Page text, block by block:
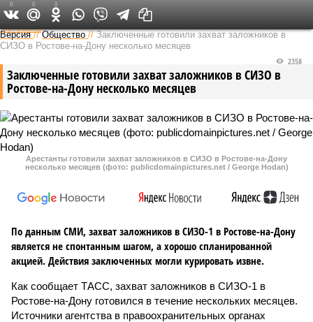
Федеральный выпуск
Версия //Общество //Заключенные готовили захват заложников в
СИЗО в Ростове-на-Дону несколько месяцев
Заключенные готовили захват заложников в СИЗО в
Ростове-на-Дону несколько месяцев
2358
Арестанты готовили захват заложников в СИЗО в Ростове-на-Дону
несколько месяцев (фото: publicdomainpictures.net / George Hodan)
По данным СМИ, захват заложников в СИЗО-1 в Ростове-на-Дону
является не спонтанным шагом, а хорошо спланированной
акцией. Действия заключенных могли курировать извне.
Как сообщает ТАСС, захват заложников в СИЗО-1 в
Ростове-на-Дону готовился в течение нескольких месяцев.
Источники агентства в правоохранительных органах
0 0 0